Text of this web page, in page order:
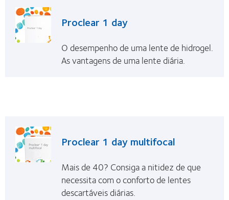
Proclear 1 day
O desempenho de uma lente de hidrogel.
As vantagens de uma lente diária.
Proclear 1 day multifocal
Mais de 40? Consiga a nitidez de que
necessita com o conforto de lentes
descartáveis diárias.